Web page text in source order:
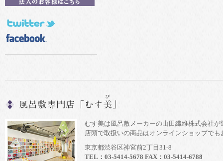
むす美は風呂敷メーカーの山田繊維株式会社
店頭で取扱いの商品はオンラインショップで
東京都渋谷区神宮前2丁目31-8
TEL：03-5414-5678 FAX：03-5414-6788